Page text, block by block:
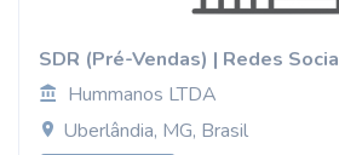
SDR (Pré-Vendas) | Redes
Hummanos LTDA
Uberlândia, MG, Brasil